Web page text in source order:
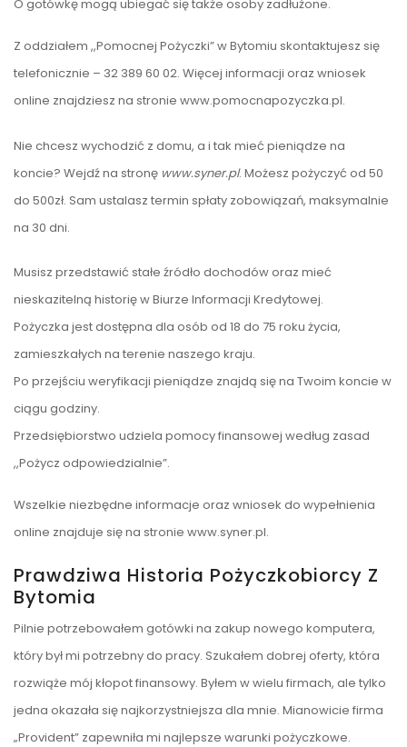
O gotówkę mogą ubiegać się także osoby zadłużone.
Z oddziałem ,,Pomocnej Pożyczki” w Bytomiu skontaktujesz się
telefonicznie – 32 389 60 02. Więcej informacji oraz wniosek
online znajdziesz na stronie www.pomocnapozyczka.pl.
Nie chcesz wychodzić z domu, a i tak mieć pieniądze na
koncie? Wejdź na stronę www.syner.pl. Możesz pożyczyć od 50
do 500zł. Sam ustalasz termin spłaty zobowiązań, maksymalnie
na 30 dni.
Musisz przedstawić stałe źródło dochodów oraz mieć
nieskazitelną historię w Biurze Informacji Kredytowej.
Pożyczka jest dostępna dla osób od 18 do 75 roku życia,
zamieszkałych na terenie naszego kraju.
Po przejściu weryfikacji pieniądze znajdą się na Twoim koncie w
ciągu godziny.
Przedsiębiorstwo udziela pomocy finansowej według zasad
,,Pożycz odpowiedzialnie”.
Wszelkie niezbędne informacje oraz wniosek do wypełnienia
online znajduje się na stronie www.syner.pl.
Prawdziwa Historia Pożyczkobiorcy Z
Bytomia
Pilnie potrzebowałem gotówki na zakup nowego komputera,
który był mi potrzebny do pracy. Szukałem dobrej oferty, która
rozwiąże mój kłopot finansowy. Byłem w wielu firmach, ale tylko
jedna okazała się najkorzystniejsza dla mnie. Mianowicie firma
„Provident” zapewniła mi najlepsze warunki pożyczkowe.